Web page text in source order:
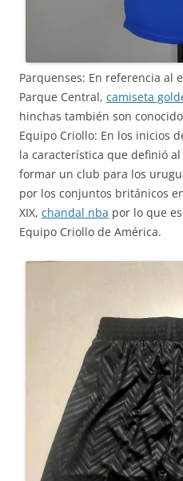
Parquenses: En referencia al
Parque Central, camiseta
hinchas también son
Equipo Criollo: En los inicios
la característica que definió
formar un club para los
por los conjuntos británicos
XIX, chandal nba por lo que
Equipo Criollo de América.